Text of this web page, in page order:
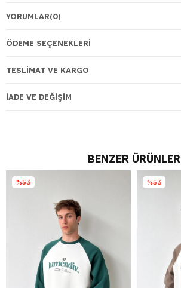
YORUMLAR(0)
ÖDEME SEÇENEKLERI
TESLIMAT VE KARGO
İADE VE DEĞIŞIM
BENZER ÜRÜNLER
%53 %53